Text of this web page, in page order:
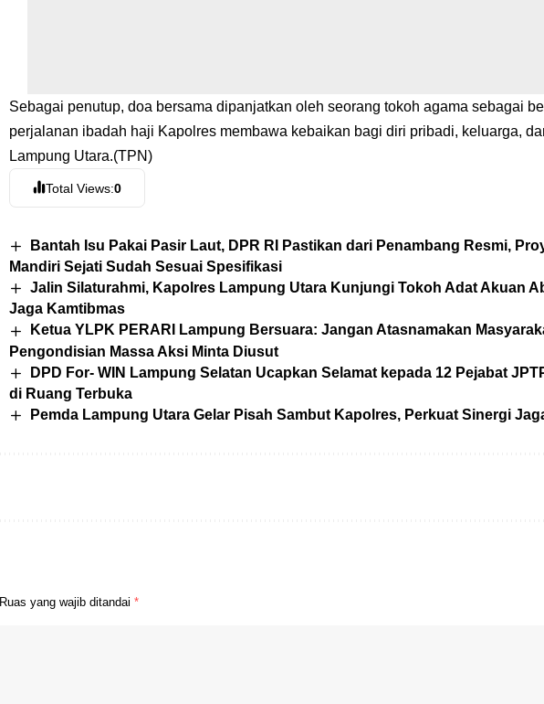
Sebagai penutup, doa bersama dipanjatkan oleh seorang tokoh agama sebagai
perjalanan ibadah haji Kapolres membawa kebaikan bagi diri pribadi, keluarga,
Lampung Utara.(TPN)
Total Views:0
Bantah Isu Pakai Pasir Laut, DPR RI Pastikan dari Penambang Resmi,
Mandiri Sejati Sudah Sesuai Spesifikasi
Jalin Silaturahmi, Kapolres Lampung Utara Kunjungi Tokoh Adat Akuan
Jaga Kamtibmas
Ketua YLPK PERARI Lampung Bersuara: Jangan Atasnamakan
Pengondisian Massa Aksi Minta Diusut
DPD For- WIN Lampung Selatan Ucapkan Selamat kepada 12 Pejabat
di Ruang Terbuka
Pemda Lampung Utara Gelar Pisah Sambut Kapolres, Perkuat Sinergi
Ruas yang wajib ditandai *